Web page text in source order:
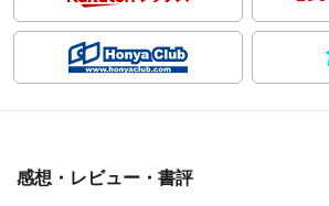
感想・レビュー・書評